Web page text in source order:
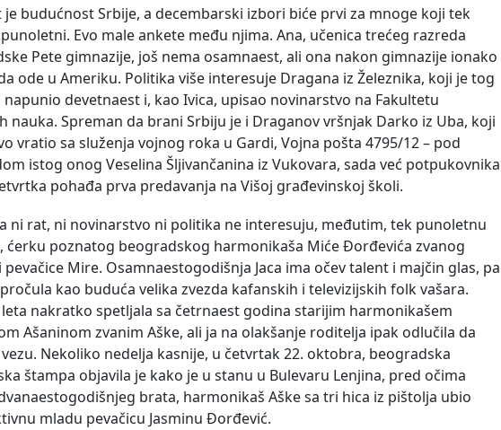
je budućnost Srbije, a decembarski izbori biće prvi za mnoge koji tek
Evo male ankete među njima. Ana, učenica trećeg razreda
Pete gimnazije, još nema osamnaest, ali ona nakon gimnazije ionako
ode u Ameriku. Politika više interesuje Dragana iz Železnika, koji je tog
devetnaest i, kao Ivica, upisao novinarstvo na Fakultetu
nauka. Spreman da brani Srbiju je i Draganov vršnjak Darko iz Uba, koji
vratio sa služenja vojnog roka u Gardi, Vojna pošta 4795/12 – pod
istog onog Veselina Šljivančanina iz Vukovara, sada već potpukovnika
pohađa prva predavanja na Višoj građevinskoj školi.
ni rat, ni novinarstvo ni politika ne interesuju, međutim, tek punoletnu
ćerku poznatog beogradskog harmonikaša Miće Đorđevića zvanog
pevačice Mire. Osamnaestogodišnja Jaca ima očev talent i majčin glas, pa
kao buduća velika zvezda kafanskih i televizijskih folk vašara.
leta nakratko spetljala sa četrnaest godina starijim harmonikašem
Ašaninom zvanim Aške, ali ja na olakšanje roditelja ipak odlučila da
Nekoliko nedelja kasnije, u četvrtak 22. oktobra, beogradska
štampa objavila je kako je u stanu u Bulevaru Lenjina, pred očima
brata, harmonikaš Aške sa tri hica iz pištolja ubio
mladu pevačicu Jasminu Đorđević.